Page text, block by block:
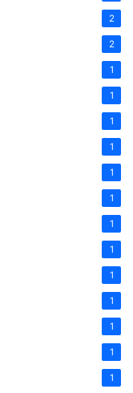
2
2
1
1
1
1
1
1
1
1
1
1
1
1
1